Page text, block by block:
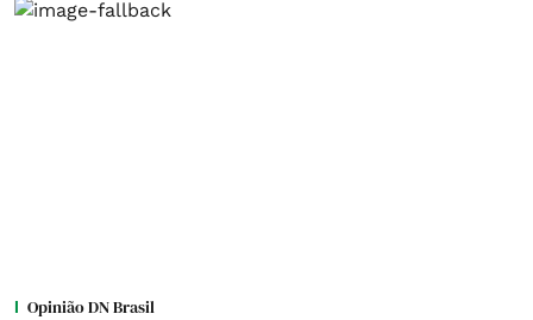
Opinião DN Brasil